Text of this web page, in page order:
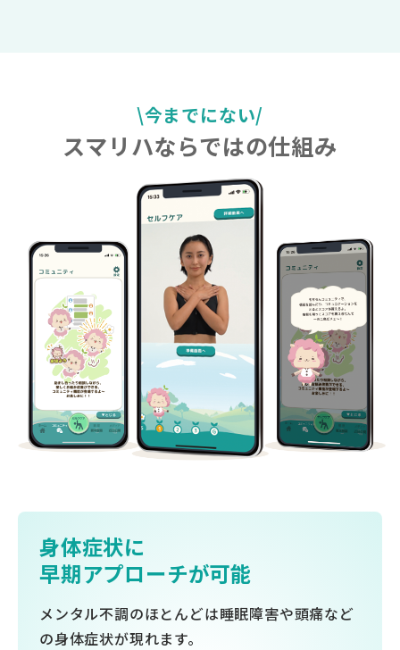
\今までにない/
スマリハならではの仕組み
身体症状に
早期アプローチが可能
メンタル不調のほとんどは睡眠障害や頭痛など
の身体症状が現れます。